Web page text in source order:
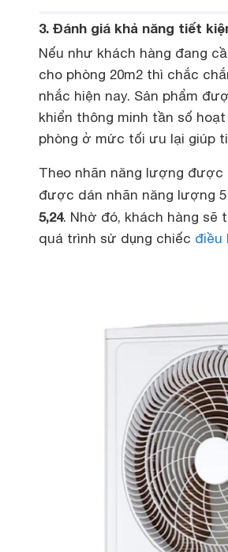
3. Đánh giá khả năng tiết
Nếu như khách hàng đang
cho phòng 20m2 thì chắc
nhắc hiện nay. Sản phẩm
khiển thông minh tần số
phòng ở mức tối ưu lại giúp
Theo nhãn năng lượng
được dán nhãn năng lượng
5,24. Nhờ đó, khách hàng sẽ
quá trình sử dụng chiếc điều